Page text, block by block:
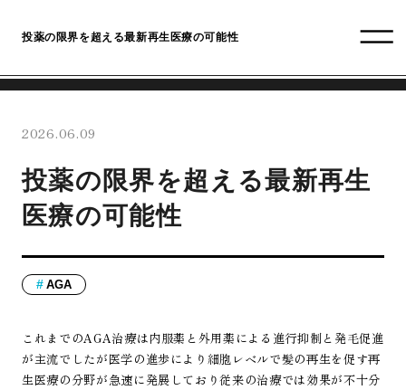
投薬の限界を超える最新再生医療の可能性
2026.06.09
投薬の限界を超える最新再生
医療の可能性
AGA
これまでのAGA治療は内服薬と外用薬による進行抑制と発毛促進
が主流でしたが医学の進歩により細胞レベルで髪の再生を促す再
生医療の分野が急速に発展しており従来の治療では効果が不十分